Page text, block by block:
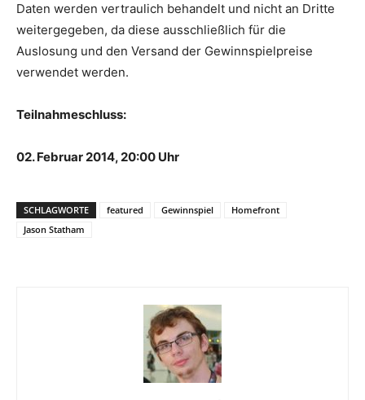
Daten werden vertraulich behandelt und nicht an Dritte
weitergegeben, da diese ausschließlich für die
Auslosung und den Versand der Gewinnspielpreise
verwendet werden.
Teilnahmeschluss:
02. Februar 2014, 20:00 Uhr
SCHLAGWORTE featured Gewinnspiel
Homefront
Jason Statham